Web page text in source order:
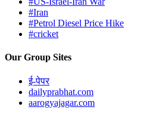
#Iran
#Petrol Diesel Price Hike
#cricket
Our Group Sites
ई-पेपर
dailyprabhat.com
aarogyajagar.com